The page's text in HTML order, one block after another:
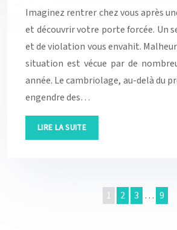
Imaginez rentrer chez vous après
et découvrir votre porte forcée. Un
et de violation vous envahit.
situation est vécue par de
année. Le cambriolage, au-delà du
engendre des…
LIRE LA SUITE
1 2 3 … 9